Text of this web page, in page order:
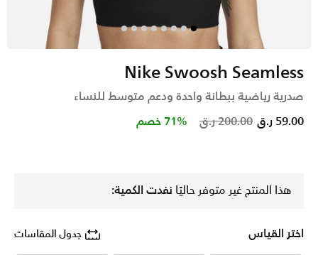
Nike Swoosh Seamless
صدرية رياضية ببطانة واحدة ودعم متوسط للنساء
Price reduced from
200.00 ر.ق to 59.00 ر.ق 71% خصم
هذا المنتج غير متوفر حاليًا نفدت الكمية:
اختر القياس جدول المقاسات